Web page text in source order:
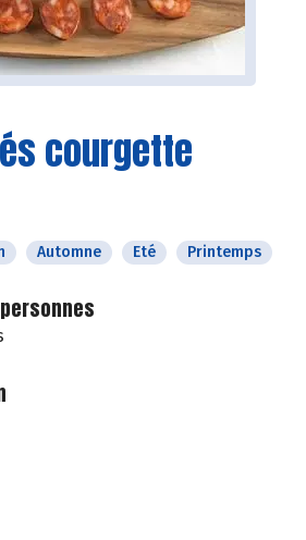
courgette
Automne Eté Printemps